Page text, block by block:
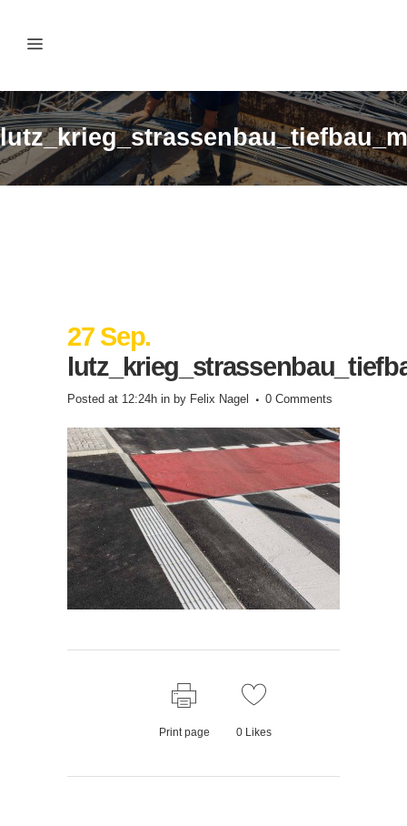
27 Sep.
Posted at 12:24h in by Felix Nagel 0 Comments
Print page 0Likes